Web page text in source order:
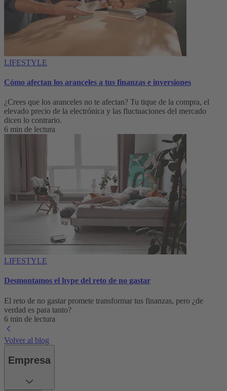
LIFESTYLE
Cómo afectan los aranceles a tus finanzas e inversiones
¿Crees que los aranceles no te afectan? Tu tique de la compra, el
elevado precio de la electrónica y las fluctuaciones del mercado
dicen lo contrario.
6 min de lectura
LIFESTYLE
Desmontamos el hype del reto de no gastar
El reto de no gastar promete transformar tus finanzas, pero ¿de
verdad es para tanto?
6 min de lectura
Volver al blog
Empresa